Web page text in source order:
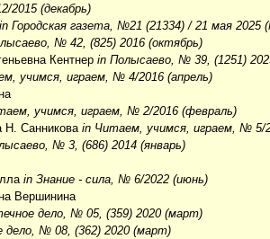
2015 (декабрь)
in Городская газета, №21 (21334) / 21 мая 2025
№ 42, (825) 2016 (октябрь)
Кентнерin Полысаево, № 39, (1251)
учимся, играем, № 4/2016 (апрель)
учимся, играем, № 2/2016 (февраль)
Н. Санниковаin Читаем, учимся, играем, № 5/
№ 3, (686) 2014 (январь)
in Знание - сила, № 6/2022 (июнь)
Вершинина
дело, № 05, (359) 2020 (март)
дело, № 08, (362) 2020 (март)